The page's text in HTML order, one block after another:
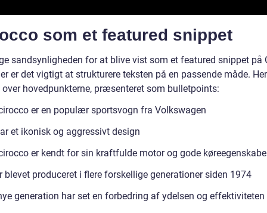
som et featured snippet
sandsynligheden for at blive vist som et featured snippet på
er det vigtigt at strukturere teksten på en passende måde.
hovedpunkterne, præsenteret som bulletpoints:
er en populær sportsvogn fra Volkswagen
et ikonisk og aggressivt design
er kendt for sin kraftfulde motor og gode
blevet produceret i flere forskellige generationer siden 1974
generation har set en forbedring af ydelsen og effektiviteten